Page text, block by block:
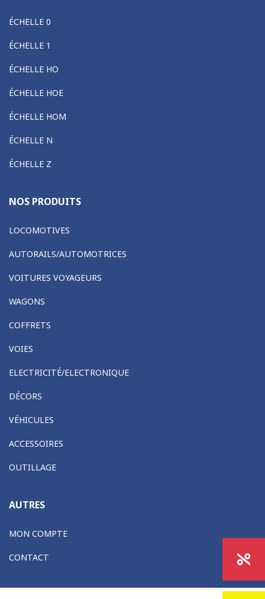
ÉCHELLE 0
ÉCHELLE 1
ÉCHELLE HO
ÉCHELLE HOE
ÉCHELLE HOM
ÉCHELLE N
ÉCHELLE Z
NOS PRODUITS
LOCOMOTIVES
AUTORAILS/AUTOMOTRICES
VOITURES VOYAGEURS
WAGONS
COFFRETS
VOIES
ELECTRICITÉ/ELECTRONIQUE
DÉCORS
VÉHICULES
ACCESSOIRES
OUTILLAGE
AUTRES
MON COMPTE
CONTACT